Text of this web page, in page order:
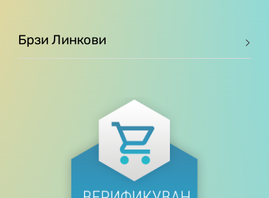
Брзи Линкови